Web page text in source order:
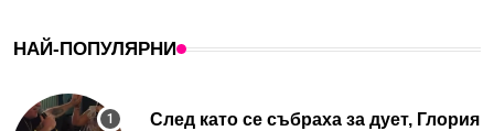
НАЙ-ПОПУЛЯРНИ
След като се събраха за дует, Глория